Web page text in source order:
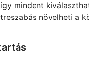
mindent
növelheti a